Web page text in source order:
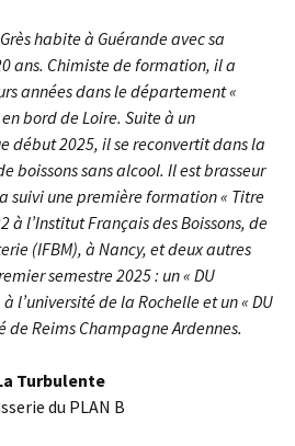
habite à Guérande avec sa
ans. Chimiste de formation, il a
années dans le département «
bord de Loire. Suite à un
début 2025, il se reconvertit dans la
boissons sans alcool. Il est brasseur
suivi une première formation « Titre
à l’Institut Français des Boissons, de
(IFBM), à Nancy, et deux autres
semestre 2025 : un « DU
l’université de la Rochelle et un « DU
de Reims Champagne Ardennes.
Turbulente
du PLAN B